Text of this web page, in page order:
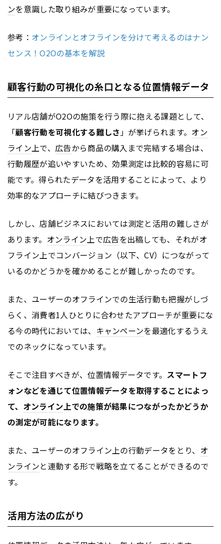
ンを意識した取り組みが重要になっています。
参考： オンラインとオフラインを分けて考えるのはナン
センス！O2Oの基本を解説
顧客行動の可視化の糸口となる位置情報データ
リアル店舗がO2Oの施策を行う際に抱える課題として、
「顧客行動を可視化する難しさ」が挙げられます。 オン
ライン上で、 広告から商品の購入まで完結する場合は、
行動履歴が追いやすいため、効果測定は比較的容易に可
能です。得られたデータを活用することによって、より
効率的なアプローチに結びつきます。
しかし、店舗ビジネスにおいては測定と活用の難しさが
あります。 オンライン上で広告を出稿しても、それがオ
フライン上でコンバージョン（以下、CV）につながって
いるのかどうかを確かめることが難しかったのです。
また、ユーザーのオフラインでの生活行動も把握がしづ
らく、消費者1人ひとりに合わせたアプローチが重要にな
る今の時代においては、 キャンペーンを最適化するうえ
でのネックになっています。
そこで注目すべきが、位置情報データです。 スマートフ
ォンなどを通じて位置情報データを取得することによっ
て、 オンライン上での施策が結果につながったかどうか
の測定が可能になります。
また、ユーザーのオフライン上の行動データをとり、 オ
ンラインと連動する形で戦略を立てることができるので
す。
活用方法の広がり